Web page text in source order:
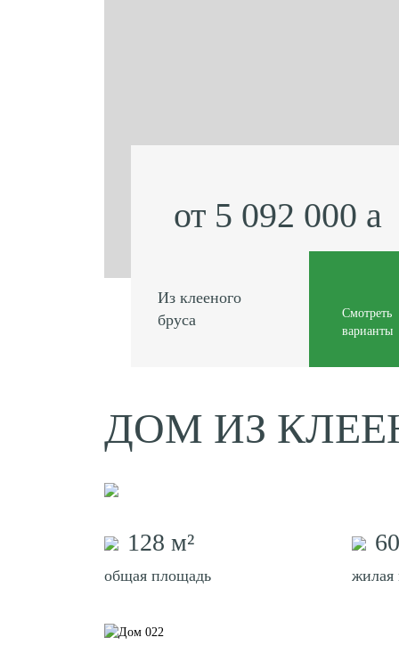
от 5 092 000
Из клееного
бруса
Смотреть
варианты
ДОМ ИЗ
128 м²
общая площадь жилая